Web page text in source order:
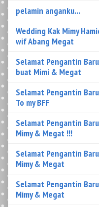
buat Mimi & Megat
To my BFF
Mimy & Megat !!!
Mimy & Megat
Mimy & Megat
MIMY & MEGAT